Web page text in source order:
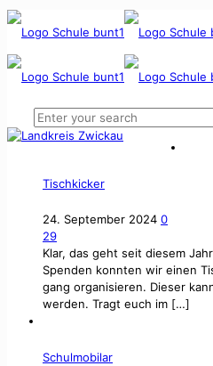
Tischkicker
24. September 2024 0
29
Klar, das geht seit diesem
Spenden kon­nten wir einen
gang organ­isieren. Dieser
wer­den. Tragt euch im […]
Schulmobilar